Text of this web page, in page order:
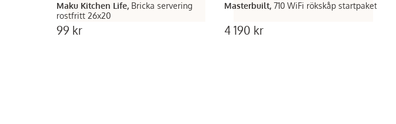
Maku Kitchen Life, Bricka servering
rostfritt 26x20
99 kr
Masterbuilt, 710 WiFi rökskåp startpaket
4 190 kr